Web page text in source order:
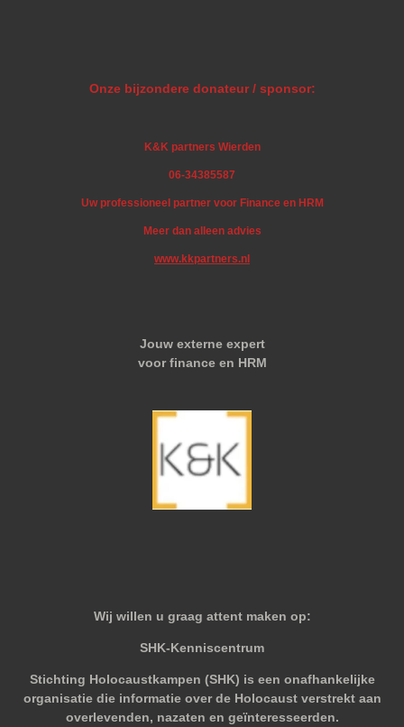
Onze bijzondere donateur / sponsor:
K&K partners Wierden
06-34385587
Uw professioneel partner voor Finance en HRM
Meer dan alleen advies
www.kkpartners.nl
Jouw externe expert
voor finance en HRM
Wij willen u graag attent maken op:
SHK-Kenniscentrum
Stichting Holocaustkampen (SHK) is een onafhankelijke
organisatie die informatie over de Holocaust verstrekt aan
overlevenden, nazaten en geïnteresseerden.